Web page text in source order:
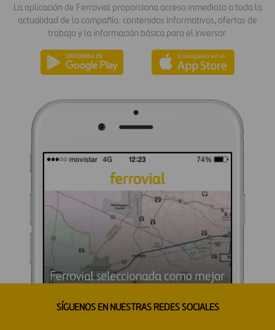
La aplicación de Ferrovial proporciona acceso inmediato a toda la
actualidad de la compañía: contenidos informativos, ofertas de
trabajo y la información básica para el inversor.
SÍGUENOS EN NUESTRAS REDES SOCIALES